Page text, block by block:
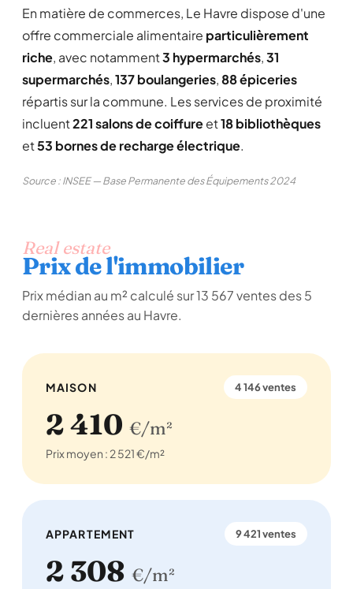
En matière de commerces, Le Havre dispose d'une
offre commerciale alimentaire particulièrement
riche, avec notamment3 hypermarchés,31
supermarchés,137 boulangeries,88 épiceries
répartis sur la commune. Les services de proximité
incluent221 salons de coiffureet18 bibliothèques
et53 bornes de recharge électrique.
Source : INSEE — Base Permanente des Équipements 2024
Real estate
Prix de l'immobilier
Prix médian au m² calculé sur 13 567 ventes des 5
dernières années au Havre.
MAISON 4 146 ventes
2 410 €/m²
Prix moyen : 2 521 €/m²
APPARTEMENT 9 421 ventes
2 308 €/m²